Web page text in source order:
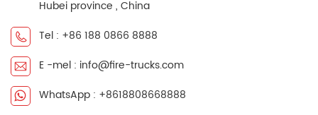
Filipino
српски
Hubei province , China
Tel : +86 188 0866 8888
E -mel : info@fire-trucks.com
WhatsApp : +8618808668888